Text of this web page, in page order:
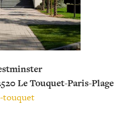
Le Touquet-Paris-Plage
touquet